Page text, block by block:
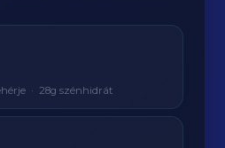
· 28g szénhidrát